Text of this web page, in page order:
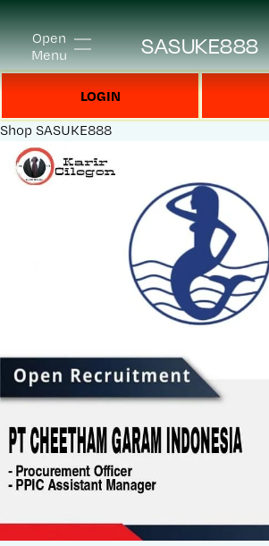
Open
Menu
SASUKE888
LOGIN
Shop SASUKE888